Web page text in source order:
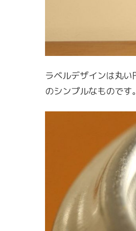
ラベルデザインは丸い
のシンプルなものです。